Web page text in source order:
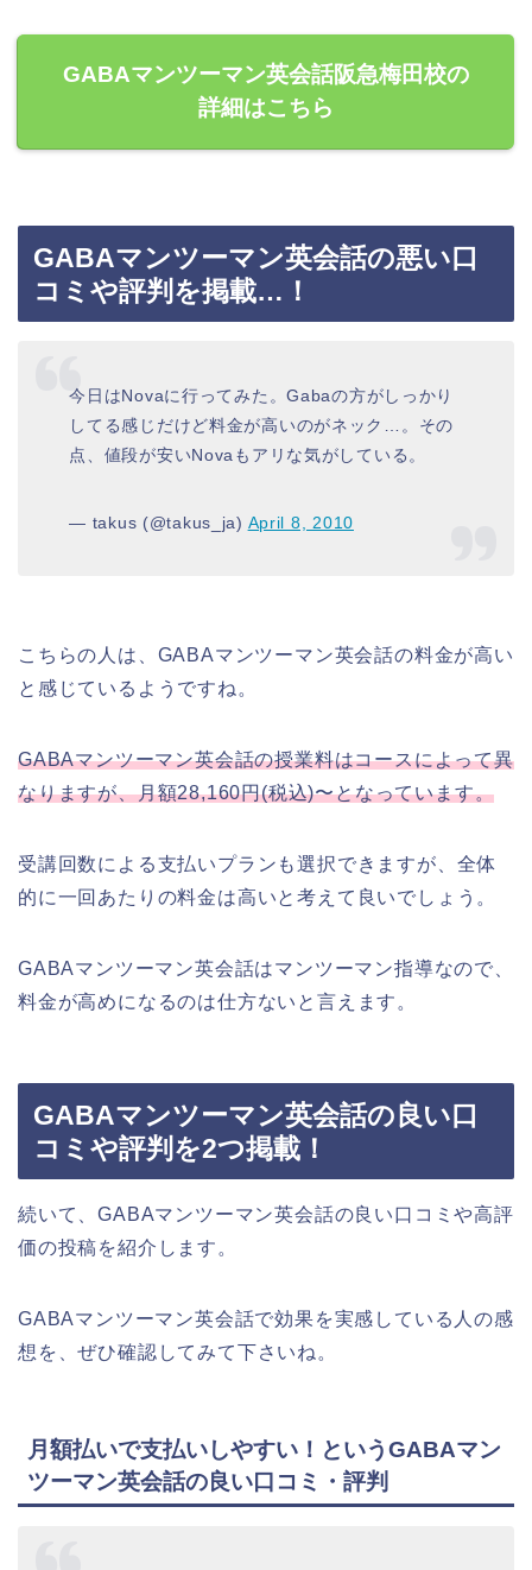
GABAマンツーマン英会話阪急梅田校の
詳細はこちら
GABAマンツーマン英会話の悪い口
コミや評判を掲載…！
今日はNovaに行ってみた。Gabaの方がしっかり
してる感じだけど料金が高いのがネック…。その
点、値段が安いNovaもアリな気がしている。
— takus (@takus_ja) April 8, 2010
こちらの人は、GABAマンツーマン英会話の料金が高い
と感じているようですね。
GABAマンツーマン英会話の授業料はコースによって異
なりますが、月額28,160円(税込)〜となっています。
受講回数による支払いプランも選択できますが、全体
的に一回あたりの料金は高いと考えて良いでしょう。
GABAマンツーマン英会話はマンツーマン指導なので、
料金が高めになるのは仕方ないと言えます。
GABAマンツーマン英会話の良い口
コミや評判を2つ掲載！
続いて、GABAマンツーマン英会話の良い口コミや高評
価の投稿を紹介します。
GABAマンツーマン英会話で効果を実感している人の感
想を、ぜひ確認してみて下さいね。
月額払いで支払いしやすい！というGABAマン
ツーマン英会話の良い口コミ・評判